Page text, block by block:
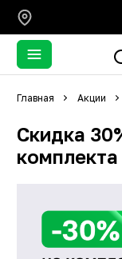
Главная Акции
Скидка